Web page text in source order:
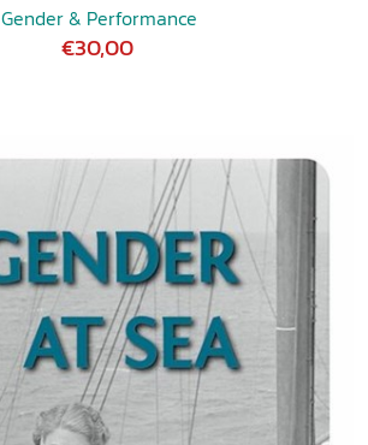
Gender & Performance
€30,00